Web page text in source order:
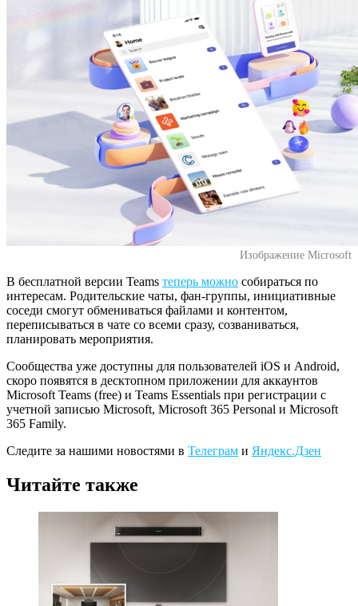
Изображение Microsoft
В бесплатной версии Teams теперь можно собираться по
интересам. Родительские чаты, фан-группы, инициативные
соседи смогут обмениваться файлами и контентом,
переписываться в чате со всеми сразу, созваниваться,
планировать мероприятия.
Сообщества уже доступны для пользователей iOS и Android,
скоро появятся в десктопном приложении для аккаунтов
Microsoft Teams (free) и Teams Essentials при регистрации с
учетной записью Microsoft, Microsoft 365 Personal и Microsoft
365 Family.
Следите за нашими новостями в Телеграм и Яндекс.Дзен
Читайте также